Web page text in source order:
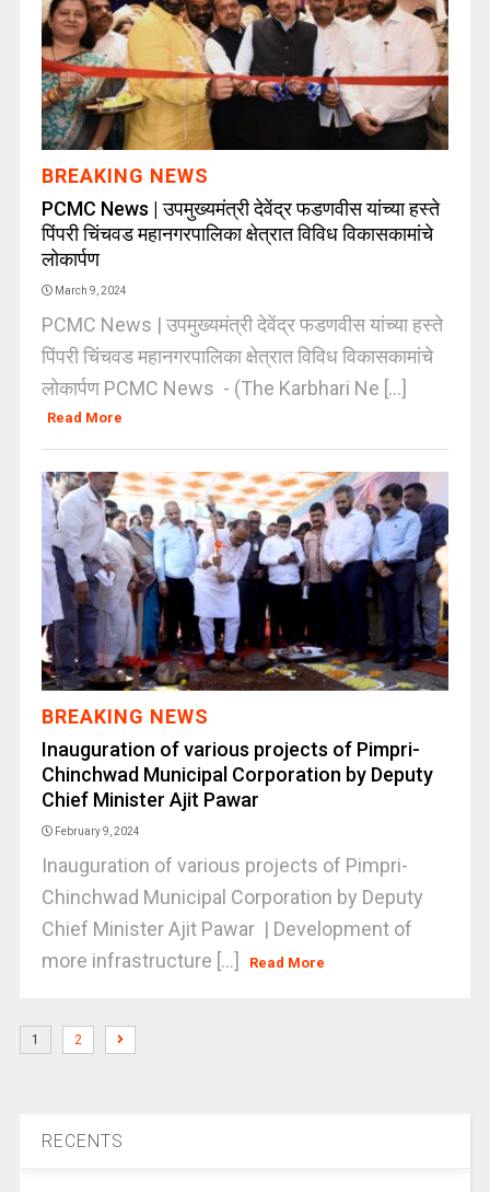
BREAKING NEWS
PCMC News | उपमुख्यमंत्री देवेंद्र फडणवीस यांच्या हस्ते
पिंपरी चिंचवड महानगरपालिका क्षेत्रात विविध विकासकामांचे
लोकार्पण
March 9, 2024
PCMC News | उपमुख्यमंत्री देवेंद्र फडणवीस यांच्या हस्ते
पिंपरी चिंचवड महानगरपालिका क्षेत्रात विविध विकासकामांचे
लोकार्पण PCMC News - (The Karbhari Ne [...]
Read More
BREAKING NEWS
Inauguration of various projects of Pimpri-
Chinchwad Municipal Corporation by Deputy
Chief Minister Ajit Pawar
February 9, 2024
Inauguration of various projects of Pimpri-
Chinchwad Municipal Corporation by Deputy
Chief Minister Ajit Pawar | Development of
more infrastructure [...]
Read More
1 2
RECENTS